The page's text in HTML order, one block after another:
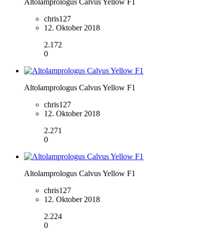
chris127
12. Oktober 2018
2.172
0
Altolamprologus Calvus Yellow F1
chris127
12. Oktober 2018
2.271
0
Altolamprologus Calvus Yellow F1
chris127
12. Oktober 2018
2.224
0